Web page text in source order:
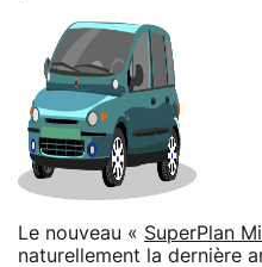
Le nouveau « SuperPlan
naturellement la dernière